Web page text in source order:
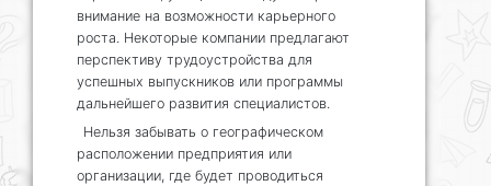
внимание на возможности карьерного
роста. Некоторые компании предлагают
перспективу трудоустройства для
успешных выпускников или программы
дальнейшего развития специалистов.
Нельзя забывать о географическом
расположении предприятия или
организации, где будет проводиться